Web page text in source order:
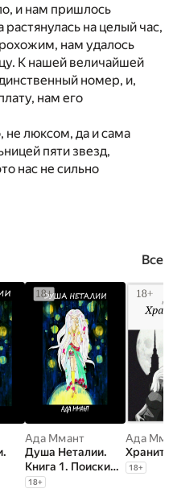
и нам пришлось
на целый час,
нам удалось
К нашей величайшей
номер, и,
нам его
не люксом, да и сама
пяти звезд,
нас не сильно
Все
Ада Ммант
Душа Неталии.
Книга 1. Поиски
истоков
18+
Ада
18+